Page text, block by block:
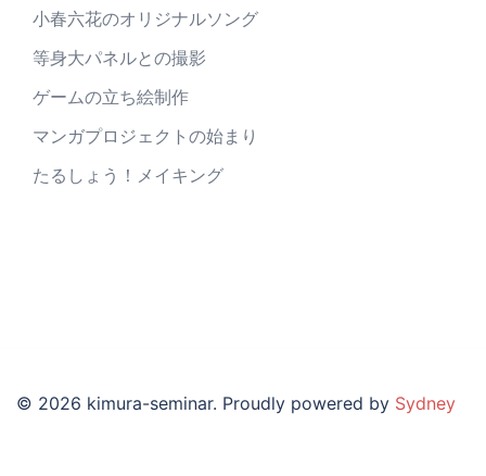
小春六花のオリジナルソング
等身大パネルとの撮影
ゲームの立ち絵制作
マンガプロジェクトの始まり
たるしょう！メイキング
© 2026 kimura-seminar. Proudly powered by Sydney